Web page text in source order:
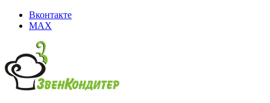
Вконтакте
MAX